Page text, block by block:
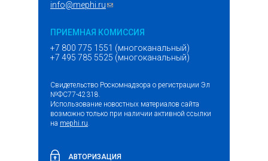
info@mephi.ru(ссылка для отправки email)
ПРИЕМНАЯ КОМИССИЯ
+7 800 775 1551 (многоканальный)
+7 495 785 5525 (многоканальный)
Свидетельство Роскомнадзора о регистрации Эл
№ФС77-42318.
Использование новостных материалов сайта
возможно только при наличии активной ссылки
на mephi.ru.
АВТОРИЗАЦИЯ